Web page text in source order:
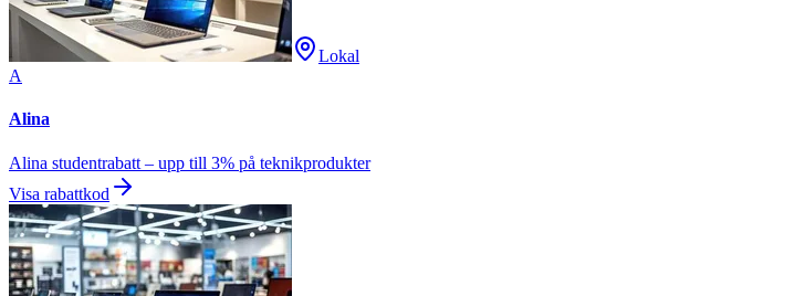
Lokal
A
Alina
Alina studentrabatt – upp till 3% på teknikprodukter
Visa rabattkod